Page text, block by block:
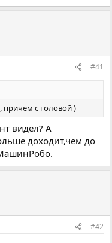
#41
причем с головой )
видел? А
доходит,чем до
#42